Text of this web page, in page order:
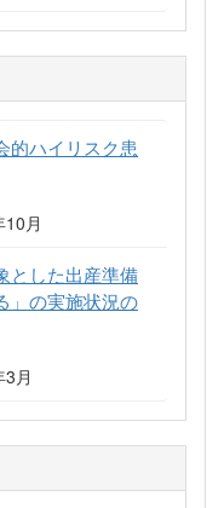
的ハイリスク患
月
とした出産準備
」の実施状況の
月